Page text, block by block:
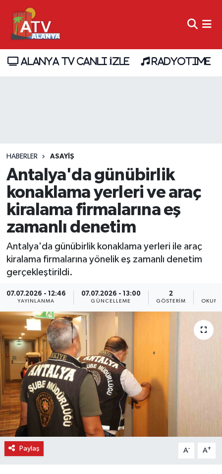
ALANYA TV CANLI İZLE RADYOTIME
HABERLER ASAYİŞ
Antalya'da günübirlik
konaklama yerleri ve araç
kiralama firmalarına eş
zamanlı denetim
Antalya'da günübirlik konaklama yerleri ile araç
kiralama firmalarına yönelik eş zamanlı denetim
gerçekleştirildi.
07.07.2026 - 12:46
YAYINLANMA
07.07.2026 - 13:00
GÜNCELLEME
2
GÖSTERIM
Paylaş A- A+